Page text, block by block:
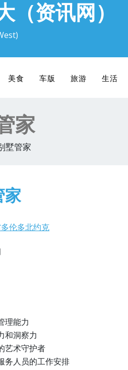
（资讯网）
美食 车版 旅游 生活
家
墅管家
家
伦多北约克
理能力
和洞察力
艺术守护者
务人员的工作安排